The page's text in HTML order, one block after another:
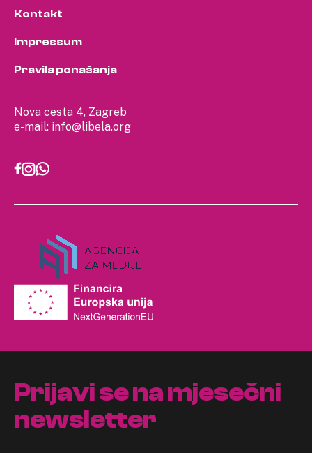
Nova cesta 4, Zagreb
e-mail: info@libela.org
Kontakt
Impressum
Pravila ponašanja
Prijavi se na mjesečni
newsletter